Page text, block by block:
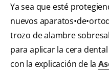
Ya sea que esté
nuevos
trozo de alambre
para aplicar la cera
con la explicación de la